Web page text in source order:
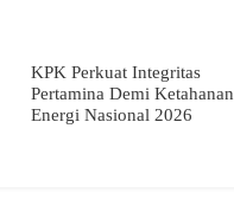
KPK Perkuat Integritas
Pertamina Demi Ketahanan
Energi Nasional 2026